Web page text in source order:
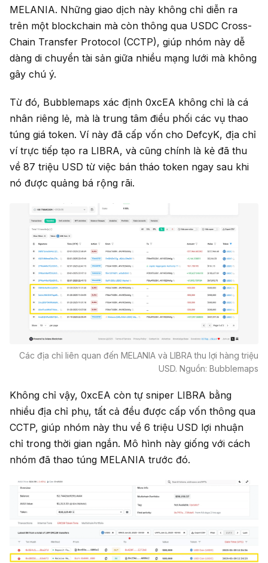
MELANIA. Những giao dịch này không chỉ diễn ra
trên một blockchain mà còn thông qua USDC Cross-
Chain Transfer Protocol (CCTP), giúp nhóm này dễ
dàng di chuyển tài sản giữa nhiều mạng lưới mà không
gây chú ý.
Từ đó, Bubblemaps xác định 0xcEA không chỉ là cá
nhân riêng lẻ, mà là trung tâm điều phối các vụ thao
túng giá token. Ví này đã cấp vốn cho DefcyK, địa chỉ
ví trực tiếp tạo ra LIBRA, và cũng chính là kẻ đã thu
về 87 triệu USD từ việc bán tháo token ngay sau khi
nó được quảng bá rộng rãi.
Các địa chỉ liên quan đến MELANIA và LIBRA thu lợi hàng triệu
USD. Nguồn: Bubblemaps
Không chỉ vậy, 0xcEA còn tự sniper LIBRA bằng
nhiều địa chỉ phụ, tất cả đều được cấp vốn thông qua
CCTP, giúp nhóm này thu về 6 triệu USD lợi nhuận
chỉ trong thời gian ngắn. Mô hình này giống với cách
nhóm đã thao túng MELANIA trước đó.